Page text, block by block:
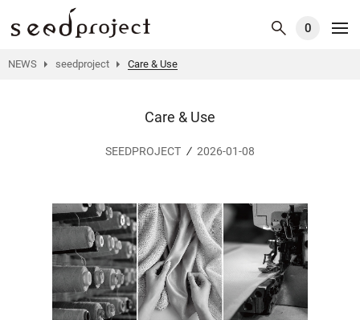
0
NEWS seedproject Care & Use
Care & Use
SEEDPROJECT 2026-01-08